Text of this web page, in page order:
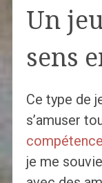
Un
sens
Ce type de
s’amuser
je me